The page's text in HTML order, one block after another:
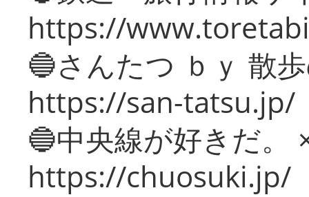
https://
🔵さんたつ ｂｙ 散
https://san-tatsu.jp/
🔵中央線が好きだ。
https://chuosuki.jp/